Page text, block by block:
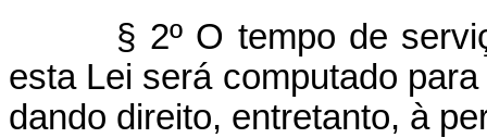
§ 2º O tempo de
esta Lei será computado
dando direito, entretanto, à